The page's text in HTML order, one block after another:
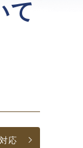
て
応